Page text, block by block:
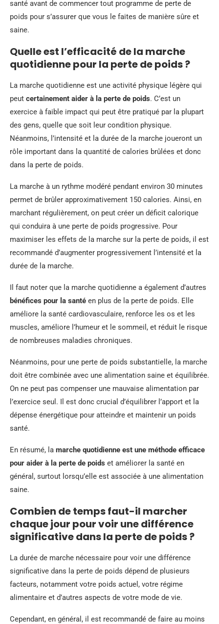
santé avant de commencer tout programme de perte de
poids pour s’assurer que vous le faites de manière sûre et
saine.
Quelle est l’efficacité de la marche
quotidienne pour la perte de poids ?
La marche quotidienne est une activité physique légère qui
peut certainement aider à la perte de poids. C’est un
exercice à faible impact qui peut être pratiqué par la plupart
des gens, quelle que soit leur condition physique.
Néanmoins, l’intensité et la durée de la marche joueront un
rôle important dans la quantité de calories brûlées et donc
dans la perte de poids.
La marche à un rythme modéré pendant environ 30 minutes
permet de brûler approximativement 150 calories. Ainsi, en
marchant régulièrement, on peut créer un déficit calorique
qui conduira à une perte de poids progressive. Pour
maximiser les effets de la marche sur la perte de poids, il est
recommandé d’augmenter progressivement l’intensité et la
durée de la marche.
Il faut noter que la marche quotidienne a également d’autres
bénéfices pour la santé en plus de la perte de poids. Elle
améliore la santé cardiovasculaire, renforce les os et les
muscles, améliore l’humeur et le sommeil, et réduit le risque
de nombreuses maladies chroniques.
Néanmoins, pour une perte de poids substantielle, la marche
doit être combinée avec une alimentation saine et équilibrée.
On ne peut pas compenser une mauvaise alimentation par
l’exercice seul. Il est donc crucial d’équilibrer l’apport et la
dépense énergétique pour atteindre et maintenir un poids
santé.
En résumé, la marche quotidienne est une méthode efficace
pour aider à la perte de poids et améliorer la santé en
général, surtout lorsqu’elle est associée à une alimentation
saine.
Combien de temps faut-il marcher
chaque jour pour voir une différence
significative dans la perte de poids ?
La durée de marche nécessaire pour voir une différence
significative dans la perte de poids dépend de plusieurs
facteurs, notamment votre poids actuel, votre régime
alimentaire et d’autres aspects de votre mode de vie.
Cependant, en général, il est recommandé de faire au moins